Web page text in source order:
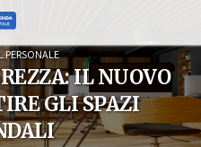
PERSONALE
IL NUOVO
GLI SPAZI